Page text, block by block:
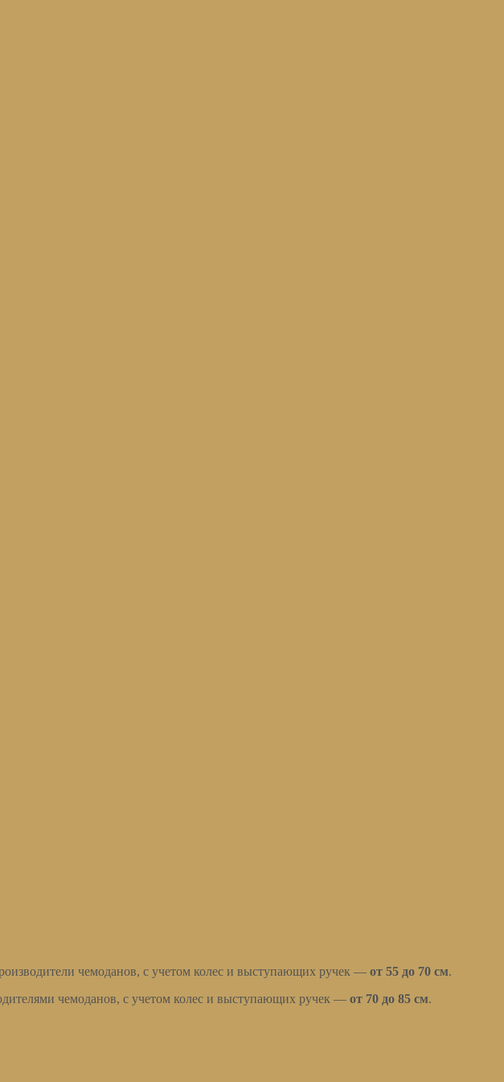
чемоданов, с учетом колес и выступающих ручек — от 55 до 70 см.
чемоданов, с учетом колес и выступающих ручек — от 70 до 85 см.